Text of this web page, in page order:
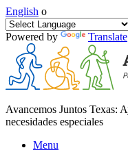
English o
Powered by Translate
Avancemos Juntos Texas:
necesidades especiales
Menu